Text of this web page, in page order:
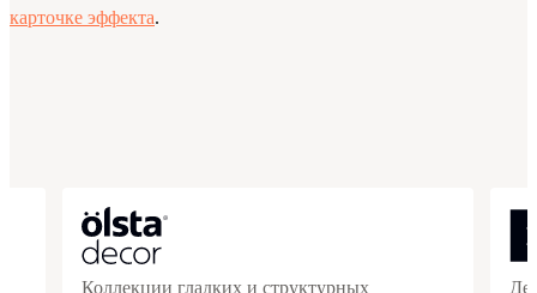
карточке эффекта.
Коллекции гладких и структурных